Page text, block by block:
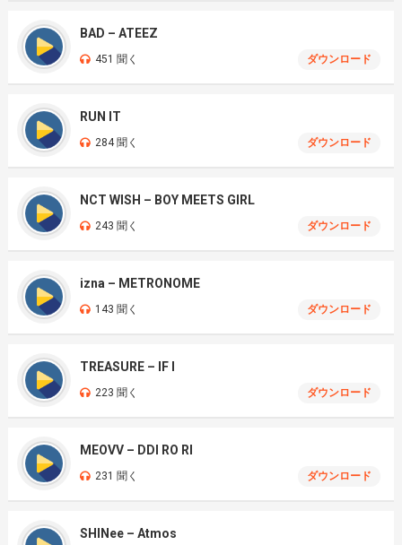
BAD – ATEEZ
451 聞く ダウンロード
RUN IT
284 聞く ダウンロード
NCT WISH – BOY MEETS GIRL
243 聞く ダウンロード
izna – METRONOME
143 聞く ダウンロード
TREASURE – IF I
223 聞く ダウンロード
MEOVV – DDI RO RI
231 聞く ダウンロード
SHINee – Atmos